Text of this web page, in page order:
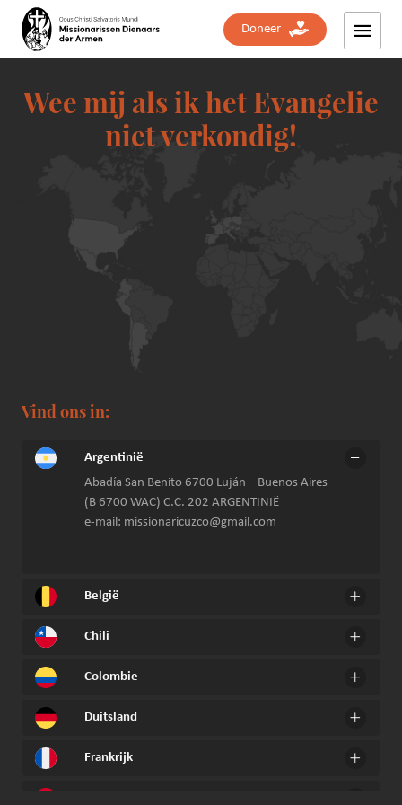
Doneer
Vind ons in:
Argentinië
Abadía San Benito 6700 Luján – Buenos Aires
(B 6700 WAC) C.C. 202 ARGENTINIË
e-mail: missionaricuzco@gmail.com
België
Chili
Colombie
Duitsland
Frankrijk
Wee mij als ik het Evangelie
niet verkondig!